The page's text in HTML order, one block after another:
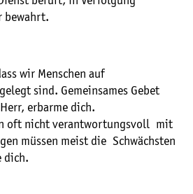
bewahrt.
wir Menschen auf
sind. Gemeinsames Gebet
erbarme dich.
oft nicht verantwortungsvoll mit
müssen meist die Schwächsten
dich.